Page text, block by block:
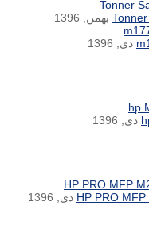
بهمن, 1396
دی, 1396
دی, 1396
دی, 1396